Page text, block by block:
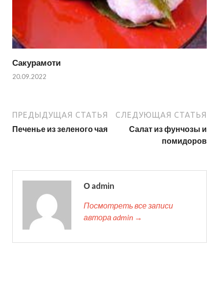
Сакурамоти
20.09.2022
ПРЕДЫДУЩАЯ СТАТЬЯ
Печенье из зеленого чая
СЛЕДУЮЩАЯ СТАТЬЯ
Салат из фунчозы и
помидоров
О admin
Посмотреть все записи
автора admin →